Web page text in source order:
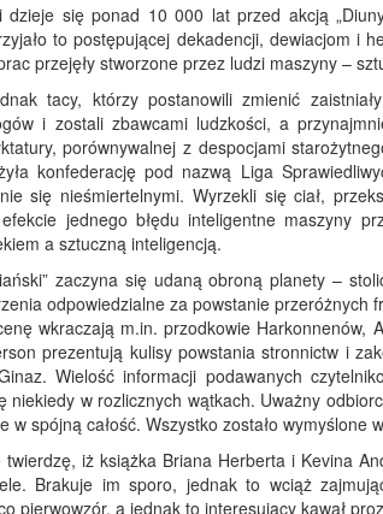
dzieje się ponad 10 000 lat przed akcją
to postępującej dekadencji, dewiacjom i
przejęły stworzone przez ludzi maszyny –
tacy, którzy postanowili zmienić
i zostali zbawcami ludzkości, a
porównywalnej z despocjami
konfederację pod nazwą Liga
się nieśmiertelnymi. Wyrzekli się ciał,
jednego błędu inteligentne maszyny
a sztuczną inteligencją.
zaczyna się udaną obroną planety –
odpowiedzialne za powstanie
wkraczają m.in. przodkowie
prezentują kulisy powstania stronnictw i
Wielość informacji podawanych
niekiedy w rozlicznych wątkach. Uważny
w spójną całość. Wszystko zostało
twierdzę, iż książka Briana Herberta i Kevina
Brakuje im sporo, jednak to wciąż
pierwowzór, a jednak to interesujący kawał